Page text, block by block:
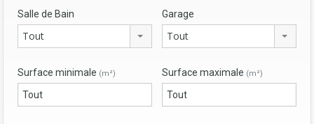
Salle de Bain
Tout
Garage
Tout
Surface minimale (m²) Surface maximale (m²)